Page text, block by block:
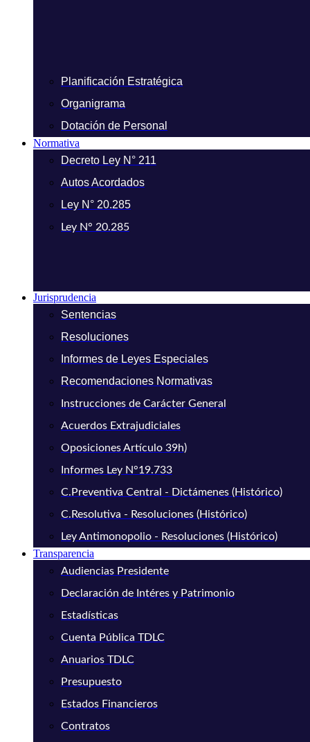
Planificación Estratégica
Organigrama
Dotación de Personal
Normativa
Decreto Ley N° 211
Autos Acordados
Ley N° 20.285
Ley N° 20.285
Jurisprudencia
Sentencias
Resoluciones
Informes de Leyes Especiales
Recomendaciones Normativas
Instrucciones de Carácter General
Acuerdos Extrajudiciales
Oposiciones Artículo 39h)
Informes Ley N°19.733
C.Preventiva Central - Dictámenes (Histórico)
C.Resolutiva - Resoluciones (Histórico)
Ley Antimonopolio - Resoluciones (Histórico)
Transparencia
Audiencias Presidente
Declaración de Intéres y Patrimonio
Estadísticas
Cuenta Pública TDLC
Anuarios TDLC
Presupuesto
Estados Financieros
Contratos